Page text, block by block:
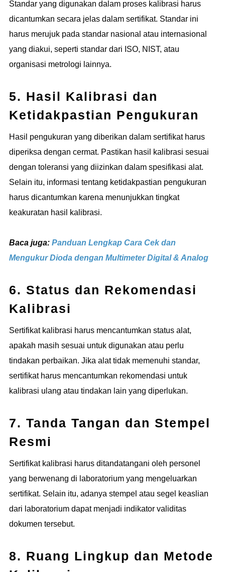
Standar yang digunakan dalam proses kalibrasi harus
dicantumkan secara jelas dalam sertifikat. Standar ini
harus merujuk pada standar nasional atau internasional
yang diakui, seperti standar dari ISO, NIST, atau
organisasi metrologi lainnya.
5. Hasil Kalibrasi dan
Ketidakpastian Pengukuran
Hasil pengukuran yang diberikan dalam sertifikat harus
diperiksa dengan cermat. Pastikan hasil kalibrasi sesuai
dengan toleransi yang diizinkan dalam spesifikasi alat.
Selain itu, informasi tentang ketidakpastian pengukuran
harus dicantumkan karena menunjukkan tingkat
keakuratan hasil kalibrasi.
Baca juga: Panduan Lengkap Cara Cek dan
Mengukur Dioda dengan Multimeter Digital & Analog
6. Status dan Rekomendasi
Kalibrasi
Sertifikat kalibrasi harus mencantumkan status alat,
apakah masih sesuai untuk digunakan atau perlu
tindakan perbaikan. Jika alat tidak memenuhi standar,
sertifikat harus mencantumkan rekomendasi untuk
kalibrasi ulang atau tindakan lain yang diperlukan.
7. Tanda Tangan dan Stempel
Resmi
Sertifikat kalibrasi harus ditandatangani oleh personel
yang berwenang di laboratorium yang mengeluarkan
sertifikat. Selain itu, adanya stempel atau segel keaslian
dari laboratorium dapat menjadi indikator validitas
dokumen tersebut.
8. Ruang Lingkup dan Metode